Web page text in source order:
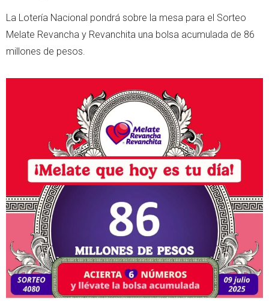
La Lotería Nacional pondrá sobre la mesa para el Sorteo
Melate Revancha y Revanchita una bolsa acumulada de 86
millones de pesos.